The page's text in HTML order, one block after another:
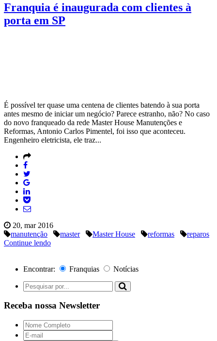
Franquia é inaugurada com clientes à
porta em SP
É possível ter quase uma centena de clientes batendo à sua porta
antes mesmo de iniciar um negócio? Parece estranho, não? No caso
do novo franqueado da rede Master House Manutenções e
Reformas, Antonio Carlos Pimentel, foi isso que aconteceu.
Engenheiro eletricista, ele traz...
20, mar 2016
manutenção
master Master House reformas
reparos
Continue lendo
Encontrar: Franquias Notícias
Receba nossa Newsletter